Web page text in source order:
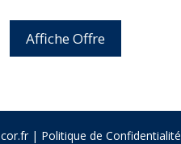
Affiche Offre
| Politique de Confidentialité